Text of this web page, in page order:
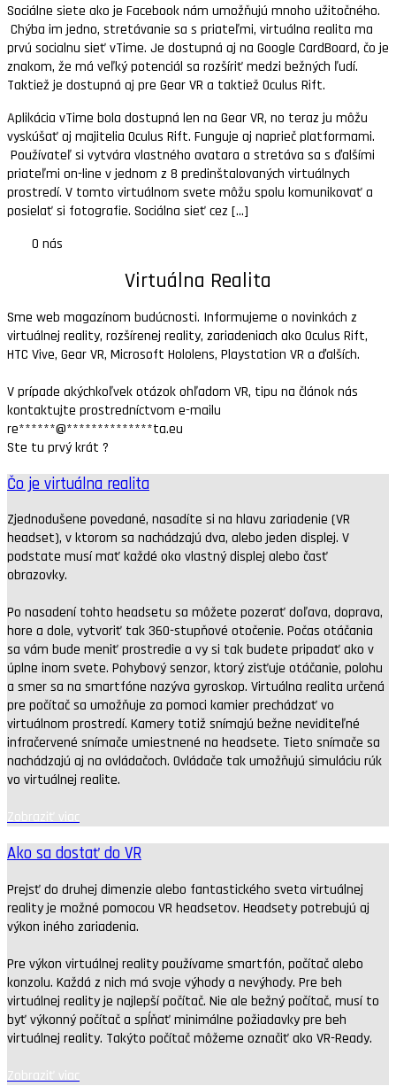
Sociálne siete ako je Facebook nám umožňujú mnoho užitočného.
Chýba im jedno, stretávanie sa s priateľmi, virtuálna realita ma
prvú socialnu sieť vTime. Je dostupná aj na Google CardBoard, čo je
znakom, že má veľký potenciál sa rozšíriť medzi bežných ľudí.
Taktiež je dostupná aj pre Gear VR a taktiež Oculus Rift.
Aplikácia vTime bola dostupná len na Gear VR, no teraz ju môžu
vyskúšať aj majitelia Oculus Rift. Funguje aj naprieč platformami.
Používateľ si vytvára vlastného avatara a stretáva sa s ďalšími
priateľmi on-line v jednom z 8 predinštalovaných virtuálnych
prostredí. V tomto virtuálnom svete môžu spolu komunikovať a
posielať si fotografie. Sociálna sieť cez [...]
O nás
Virtuálna Realita
Sme web magazínom budúcnosti. Informujeme o novinkách z
virtuálnej reality, rozšírenej reality, zariadeniach ako Oculus Rift,
HTC Vive, Gear VR, Microsoft Hololens, Playstation VR a ďalších.
V prípade akýchkoľvek otázok ohľadom VR, tipu na článok nás
kontaktujte prostredníctvom e-mailu
re******@**************ta.eu
Ste tu prvý krát ?
Čo je virtuálna realita
Zjednodušene povedané, nasadíte si na hlavu zariadenie (VR
headset), v ktorom sa nachádzajú dva, alebo jeden displej. V
podstate musí mať každé oko vlastný displej alebo časť
obrazovky.
Po nasadení tohto headsetu sa môžete pozerať doľava, doprava,
hore a dole, vytvoriť tak 360-stupňové otočenie. Počas otáčania
sa vám bude meniť prostredie a vy si tak budete pripadať ako v
úplne inom svete. Pohybový senzor, ktorý zisťuje otáčanie, polohu
a smer sa na smartfóne nazýva gyroskop. Virtuálna realita určená
pre počítač sa umožňuje za pomoci kamier prechádzať vo
virtuálnom prostredí. Kamery totiž snímajú bežne neviditeľné
infračervené snímače umiestnené na headsete. Tieto snímače sa
nachádzajú aj na ovládačoch. Ovládače tak umožňujú simuláciu rúk
vo virtuálnej realite.
Zobraziť viac
Ako sa dostať do VR
Prejsť do druhej dimenzie alebo fantastického sveta virtuálnej
reality je možné pomocou VR headsetov. Headsety potrebujú aj
výkon iného zariadenia.
Pre výkon virtuálnej reality používame smartfón, počítač alebo
konzolu. Každá z nich má svoje výhody a nevýhody. Pre beh
virtuálnej reality je najlepší počítač. Nie ale bežný počítač, musí to
byť výkonný počítač a spĺňať minimálne požiadavky pre beh
virtuálnej reality. Takýto počítač môžeme označiť ako VR-Ready.
Zobraziť viac